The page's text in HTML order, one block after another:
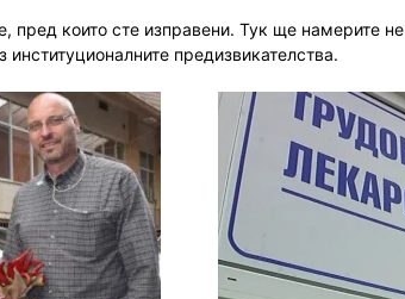
пред които сте изправени. Тук ще намерите
предизвикателства.